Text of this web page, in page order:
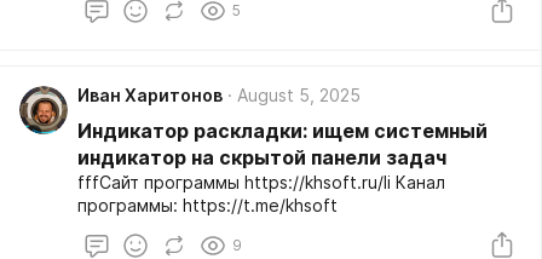
https://youtube.com/c/zapominai TT:
5
Иван Харитонов August 5, 2025
Индикатор раскладки: ищем системный
индикатор на скрытой панели задач
fffСайт программы https://khsoft.ru/li Канал
программы: https://t.me/khsoft
9